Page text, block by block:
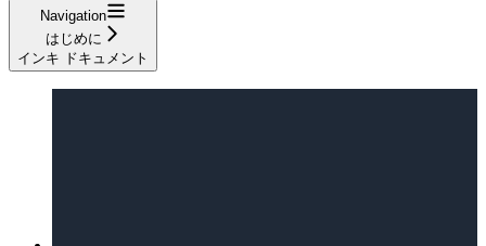
Navigation
はじめに
インキ ドキュメント